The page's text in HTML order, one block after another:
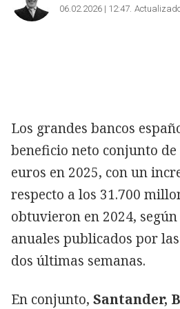
06.02.2026 | 12:47
Los grandes bancos
beneficio neto conjunto
euros en 2025, con un
respecto a los 31.700
obtuvieron en 2024,
anuales publicados por
dos últimas semanas.
En conjunto, Santander,